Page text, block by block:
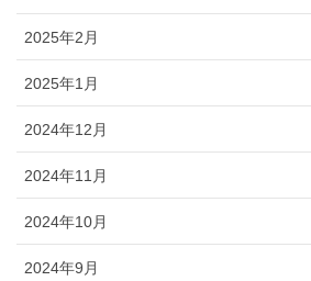
2025年2月
2025年1月
2024年12月
2024年11月
2024年10月
2024年9月